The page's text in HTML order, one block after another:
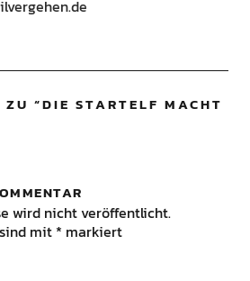
“DIE STARTELF MACHT
wird nicht veröffentlicht.
mit * markiert